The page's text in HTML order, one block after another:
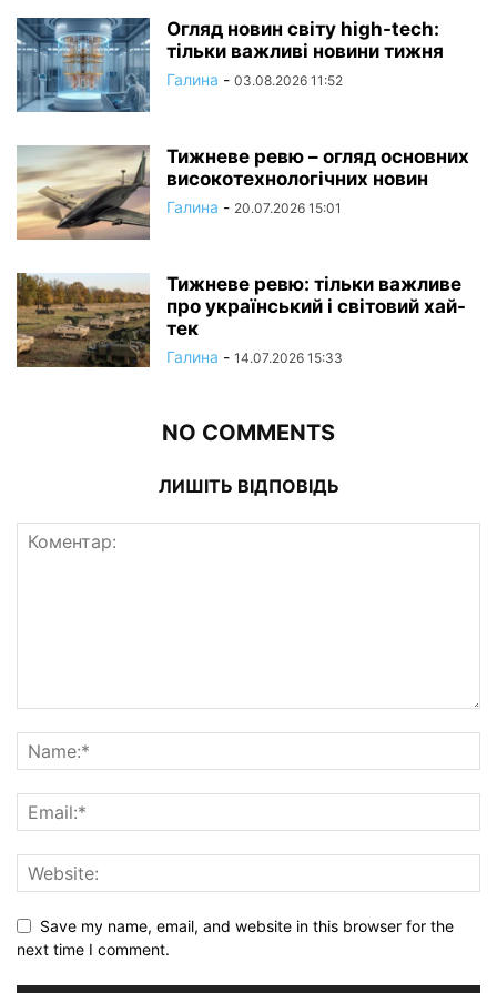
Огляд новин світу high-tech:
тільки важливі новини тижня
Галина - 03.08.2026 11:52
Тижневе ревю – огляд основних
високотехнологічних новин
Галина - 20.07.2026 15:01
Тижневе ревю: тільки важливе
про український і світовий хай-
тек
Галина - 14.07.2026 15:33
NO COMMENTS
ЛИШІТЬ ВІДПОВІДЬ
Save my name, email, and website in this browser for the
next time I comment.